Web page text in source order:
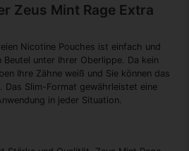
Zeus Mint Rage Extra
Nicotine Pouches ist einfach und
Beutel unter Ihrer Oberlippe. Da kein
Ihre Zähne weiß und Sie können das
Das Slim-Format gewährleistet eine
in jeder Situation.